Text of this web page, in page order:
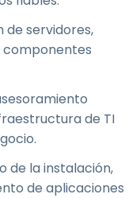
de servidores,
de TI
de la instalación,
de aplicaciones